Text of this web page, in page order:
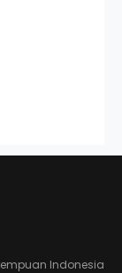
Indonesia